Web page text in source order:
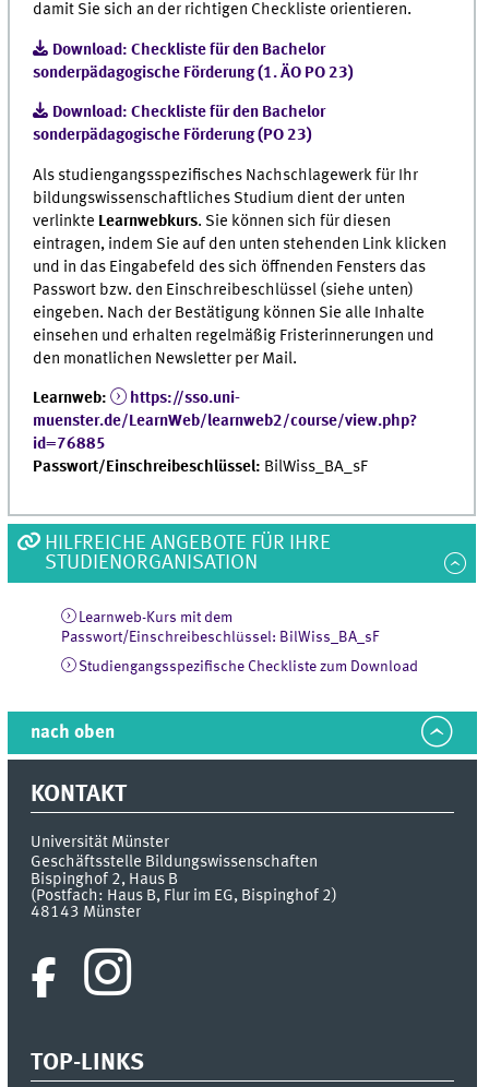
damit Sie sich an der richtigen Checkliste orientieren.
Download: Checkliste für den Bachelor
sonderpädagogische Förderung (1. ÄO PO 23)
Download: Checkliste für den Bachelor
sonderpädagogische Förderung (PO 23)
Als studiengangsspezifisches Nachschlagewerk für Ihr
bildungswissenschaftliches Studium dient der unten
verlinkte Learnwebkurs. Sie können sich für diesen
eintragen, indem Sie auf den unten stehenden Link klicken
und in das Eingabefeld des sich öffnenden Fensters das
Passwort bzw. den Einschreibeschlüssel (siehe unten)
eingeben. Nach der Bestätigung können Sie alle Inhalte
einsehen und erhalten regelmäßig Fristerinnerungen und
den monatlichen Newsletter per Mail.
Learnweb:
https://sso.uni-
muenster.de/LearnWeb/learnweb2/course/view.php?
id=76885
Passwort/Einschreibeschlüssel: BilWiss_BA_sF
HILFREICHE ANGEBOTE FÜR IHRE
STUDIENORGANISATION
Learnweb-Kurs mit dem
Passwort/Einschreibeschlüssel: BilWiss_BA_sF
Studiengangsspezifische Checkliste zum Download
nach oben
KONTAKT
Universität Münster
Geschäftsstelle Bildungswissenschaften
Bispinghof 2, Haus B
(Postfach: Haus B, Flur im EG, Bispinghof 2)
48143 Münster
TOP-LINKS